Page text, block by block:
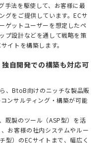
手法を駆使して、お客様に最
グをご提供しています。ECサ
ゲットユーザーを想定したペ
プ設計などを通して戦略を策
イトを構築します。
自開発での構築も対応可
、BtoB向けのニッチな製品販
ンサルティング・構築が可能
既製のツール（ASP型）を活
お客様の社内システムやルー
型）のECサイトまで、幅広く